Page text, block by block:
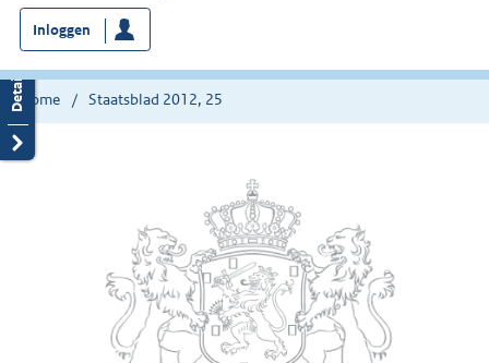
bent
nu
hier:
Inloggen
Home Staatsblad 2012, 25